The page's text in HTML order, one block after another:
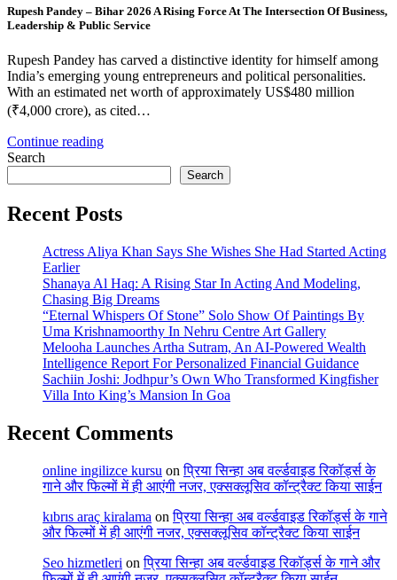
Rupesh Pandey – Bihar 2026 A Rising Force At The Intersection Of Business,
Leadership & Public Service
Rupesh Pandey has carved a distinctive identity for himself among
India’s emerging young entrepreneurs and political personalities.
With an estimated net worth of approximately US$480 million
(₹4,000 crore), as cited…
Continue reading
Search
Search
Recent Posts
Actress Aliya Khan Says She Wishes She Had Started Acting
Earlier
Shanaya Al Haq: A Rising Star In Acting And Modeling,
Chasing Big Dreams
“Eternal Whispers Of Stone” Solo Show Of Paintings By
Uma Krishnamoorthy In Nehru Centre Art Gallery
Melooha Launches Artha Sutram, An AI-Powered Wealth
Intelligence Report For Personalized Financial Guidance
Sachiin Joshi: Jodhpur’s Own Who Transformed Kingfisher
Villa Into King’s Mansion In Goa
Recent Comments
online ingilizce kursu onप्रिया सिन्हा अब वर्ल्डवाइड रिकॉर्ड्स के
गाने और फिल्मों में ही आएंगी नजर, एक्सक्लूसिव कॉन्ट्रैक्ट किया साईन
kıbrıs araç kiralama onप्रिया सिन्हा अब वर्ल्डवाइड रिकॉर्ड्स के गाने
और फिल्मों में ही आएंगी नजर, एक्सक्लूसिव कॉन्ट्रैक्ट किया साईन
Seo hizmetleri onप्रिया सिन्हा अब वर्ल्डवाइड रिकॉर्ड्स के गाने और